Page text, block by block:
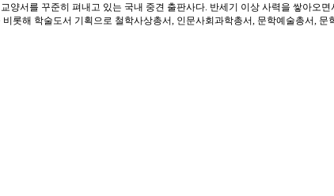
양서를 꾸준히 펴내고 있는 국내 중견 출판사다. 반세기 이상 사력을 쌓아오면
롯해 학술도서 기획으로 철학사상총서, 인문사회과학총서, 문학예술총서, 문